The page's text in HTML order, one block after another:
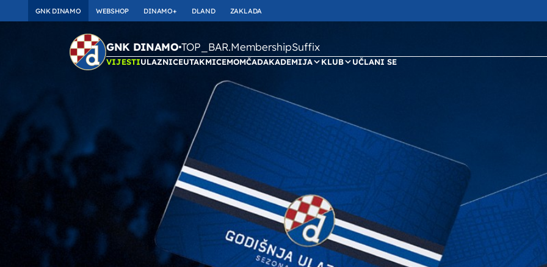
GNK DINAMO WEBSHOP DINAMO+ DLAND ZAKLADA
GNK DINAMO TOP_BAR.MembershipSuffix
VIJESTIULAZNICEUTAKMICEMOMČADAKADEMIJA KLUB UČLANI SE